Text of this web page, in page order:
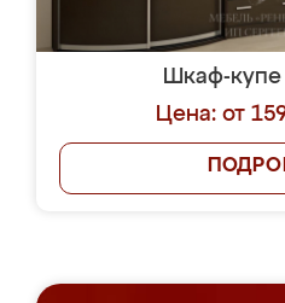
Шкаф-купе
Цена: от